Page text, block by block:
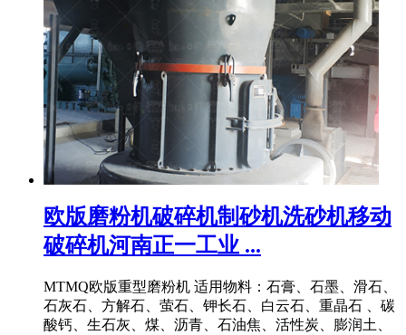
欧版磨粉机破碎机制砂机洗砂机移动
破碎机河南正一工业 ...
MTMQ欧版重型磨粉机 适用物料：石膏、石墨、滑石、
石灰石、方解石、萤石、钾长石、白云石、重晶石 、碳
酸钙、生石灰、煤、沥青、石油焦、活性炭、膨润土、